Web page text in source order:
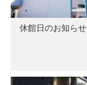
休館日のお知らせ